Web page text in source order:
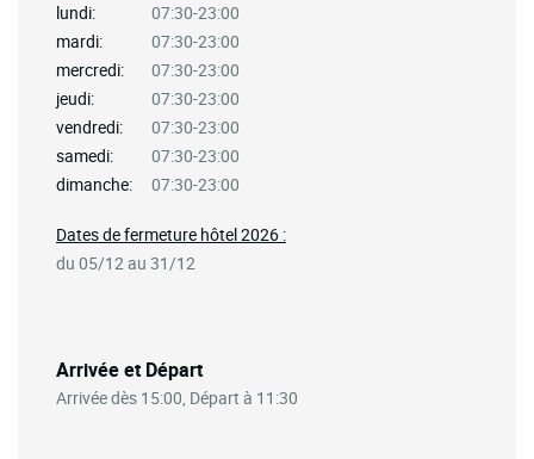
lundi:
07:30-23:00
mardi:
07:30-23:00
mercredi:
07:30-23:00
jeudi:
07:30-23:00
vendredi:
07:30-23:00
samedi:
07:30-23:00
dimanche:
07:30-23:00
Arrivée et Départ
Arrivée dès 15:00, Départ à 11:30
Dates de fermeture hôtel 2026 :
du 05/12 au 31/12